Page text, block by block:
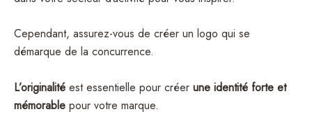
Cependant, assurez-vous de créer un logo qui se
démarque de la concurrence.
L’originalité est essentielle pour créer une identité forte et
mémorable pour votre marque.